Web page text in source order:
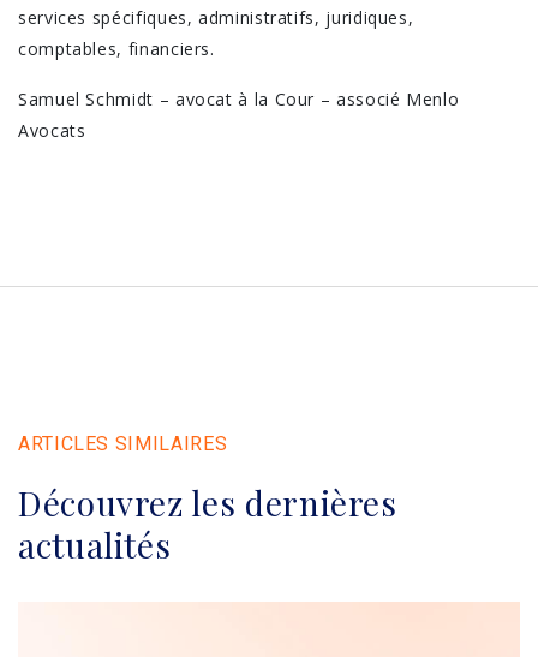
services spécifiques, administratifs, juridiques,
comptables, financiers.
Samuel Schmidt – avocat à la Cour – associé Menlo
Avocats
ARTICLES SIMILAIRES
Découvrez les dernières
actualités